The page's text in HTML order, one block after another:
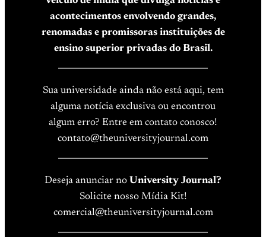
acontecimentos envolvendo grandes,
renomadas e promissoras instituições de
ensino superior privadas do Brasil.
Sua universidade ainda não está aqui, tem
alguma notícia exclusiva ou encontrou
algum erro? Entre em contato conosco!
contato@theuniversityjournal.com
Deseja anunciar no University Journal?
Solicite nosso Mídia Kit!
comercial@theuniversityjournal.com